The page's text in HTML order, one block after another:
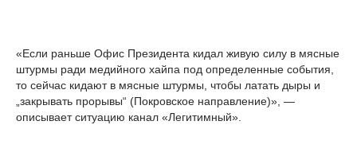
«Если раньше Офис Президента кидал живую силу в мясные
штурмы ради медийного хайпа под определенные события,
то сейчас кидают в мясные штурмы, чтобы латать дыры и
„закрывать прорывы“ (Покровское направление)», —
описывает ситуацию канал «Легитимный».